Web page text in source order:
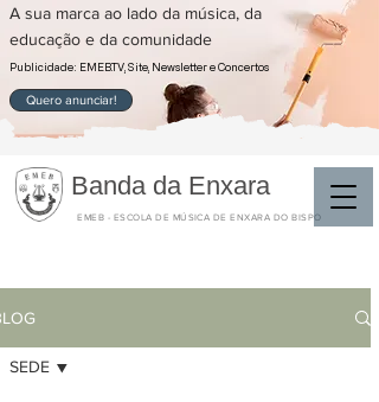
A sua marca ao lado da música, da
educação e da comunidade
Publicidade: EMEB.TV, Site, Newsletter e Concertos
Quero anunciar!
Banda da Enxara
EMEB - ESCOLA DE MÚSICA DE ENXARA DO BISPO
SEDE